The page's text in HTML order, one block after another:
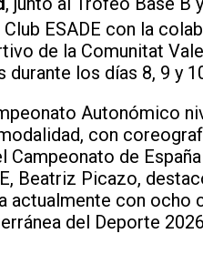
ESADE con la
de la Comunitat
durante los días 8, 9 y
Autonómico
con
Campeonato de
Beatriz Picazo,
actualmente con ocho
del Deporte